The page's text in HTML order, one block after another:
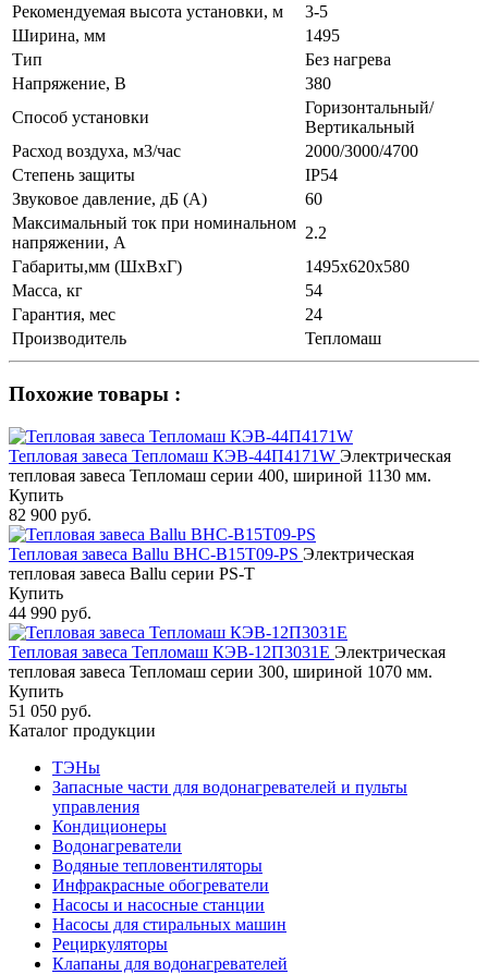
Рекомендуемая высота установки, м
3-5
Ширина, мм
1495
Тип
Без нагрева
Напряжение, В
380
Способ установки
Горизонтальный/
Вертикальный
Расход воздуха, м3/час
2000/3000/4700
Степень защиты
IP54
Звуковое давление, дБ (A)
60
Максимальный ток при номинальном
напряжении, А
2.2
Габариты,мм (ШхВхГ)
1495х620х580
Масса, кг
54
Гарантия, мес
24
Производитель
Тепломаш
Похожие товары :
Тепловая завеса Тепломаш КЭВ-44П4171W Электрическая
тепловая завеса Тепломаш серии 400, шириной 1130 мм.
Купить
82 900 руб.
Тепловая завеса Ballu BHC-B15T09-PS Электрическая
тепловая завеса Ballu серии PS-T
Купить
44 990 руб.
Тепловая завеса Тепломаш КЭВ-12П3031Е Электрическая
тепловая завеса Тепломаш серии 300, шириной 1070 мм.
Купить
51 050 руб.
Каталог продукции
ТЭНы
Запасные части для водонагревателей и пульты
управления
Кондиционеры
Водонагреватели
Водяные тепловентиляторы
Инфракрасные обогреватели
Насосы и насосные станции
Насосы для стиральных машин
Рециркуляторы
Клапаны для водонагревателей